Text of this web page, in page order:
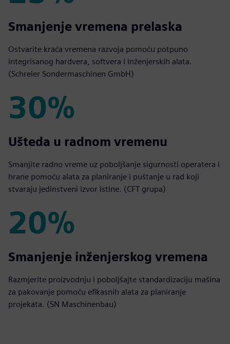
25%
Smanjenje vremena prelaska
Ostvarite kraća vremena razvoja pomoću potpuno
integrisanog hardvera, softvera i inženjerskih alata.
(Schreier Sondermaschinen GmbH)
30%
30%
Ušteda u radnom vremenu
Smanjite radno vreme uz poboljšanje sigurnosti operatera i
hrane pomoću alata za planiranje i puštanje u rad koji
stvaraju jedinstveni izvor istine. (CFT grupa)
20%
20%
Smanjenje inženjerskog vremena
Razmjerite proizvodnju i poboljšajte standardizaciju mašina
za pakovanje pomoću efikasnih alata za planiranje
projekata. (SN Maschinenbau)